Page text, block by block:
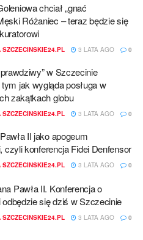
chciał „gnać
Różaniec – teraz będzie się
SZCZECINSKIE24.PL 3 LATA AGO 0
w Szczecinie
jak wygląda posługa w
zakątkach globu
SZCZECINSKIE24.PL 3 LATA AGO 0
II jako apogeum
czyli konferencja Fidei Denfensor
SZCZECINSKIE24.PL 3 LATA AGO 0
Pawła II. Konferencja o
się dziś w Szczecinie
SZCZECINSKIE24.PL 3 LATA AGO 0